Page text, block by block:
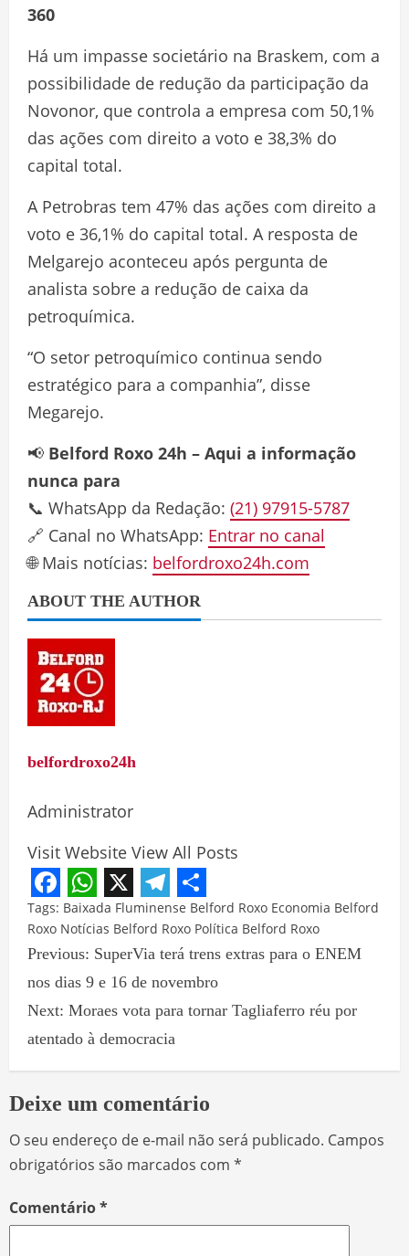
360
Há um impasse societário na Braskem, com a
possibilidade de redução da participação da
Novonor, que controla a empresa com 50,1%
das ações com direito a voto e 38,3% do
capital total.
A Petrobras tem 47% das ações com direito a
voto e 36,1% do capital total. A resposta de
Melgarejo aconteceu após pergunta de
analista sobre a redução de caixa da
petroquímica.
“O setor petroquímico continua sendo
estratégico para a companhia”, disse
Megarejo.
📢 Belford Roxo 24h – Aqui a informação
nunca para
📞 WhatsApp da Redação: (21) 97915-5787
🔗 Canal no WhatsApp: Entrar no canal
🌐 Mais notícias: belfordroxo24h.com
ABOUT THE AUTHOR
belfordroxo24h
Administrator
Visit Website View All Posts
Facebook
WhatsApp
X Telegram
Share
Tags: Baixada Fluminense Belford Roxo Economia Belford
Roxo Notícias Belford Roxo Política Belford Roxo
Previous: SuperVia terá trens extras para o ENEM
nos dias 9 e 16 de novembro
Next: Moraes vota para tornar Tagliaferro réu por
atentado à democracia
Deixe um comentário
O seu endereço de e-mail não será publicado. Campos
obrigatórios são marcados com *
Comentário*